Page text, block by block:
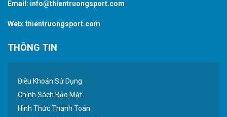
Email: info@thientruongsport.com
Web: thientruongsport.com
THÔNG TIN
Điều Khoản Sử Dụng
Chính Sách Bảo Mật
Hình Thức Thanh Toán